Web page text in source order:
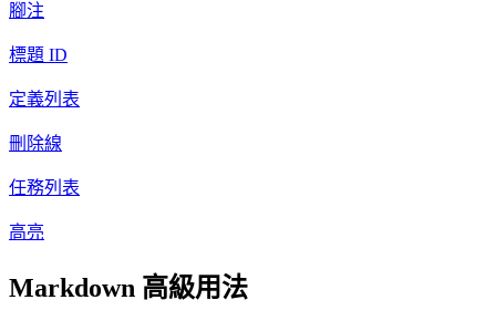
腳注
標題 ID
定義列表
刪除線
任務列表
高亮
Markdown 高級用法